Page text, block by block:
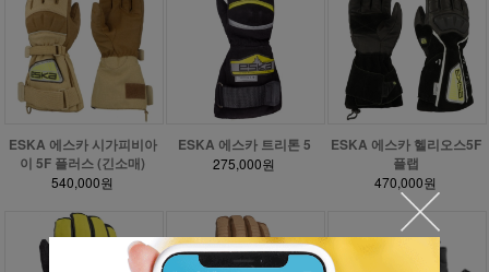
ESKA 에스카 시가피비아
이 5F 플러스 (긴소매)
540,000원
ESKA 에스카 트리톤 5
275,000원
ESKA 에스카 헬리오스5F
플랩
470,000원